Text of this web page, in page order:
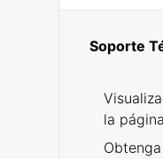
Soporte
la página